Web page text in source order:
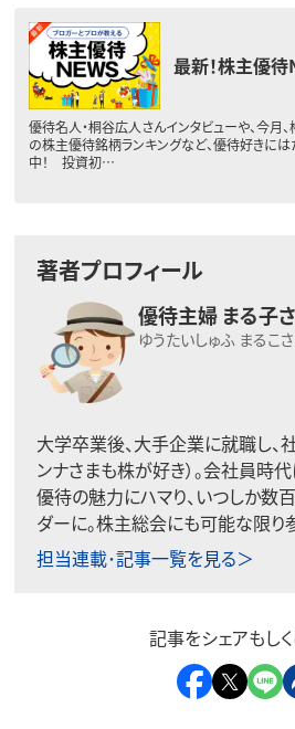
最新！株主優
優待名人・桐谷広人さんインタビューや、今月
の株主優待銘柄ランキングなど、優待好きに
中！ 投資初…
著者プロフィール
優待主婦 まる子
ゆうたいしゅふ まるこ
大学卒業後、大手企業に就職し、
ンナさまも株が好き）。会社員時
優待の魅力にハマり、いつしか数
ダーに。株主総会にも可能な限り
担当連載･記事一覧を見る＞
記事をシェアもし